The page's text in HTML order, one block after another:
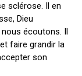
sclérose. Il en
Dieu
nous écoutons. Il
faire grandir la
son